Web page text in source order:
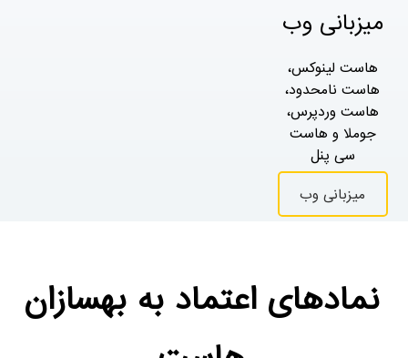
میزبانی وب
هاست لینوکس،
هاست نامحدود،
هاست وردپرس،
جوملا و هاست
سی پنل
میزبانی وب
نمادهای اعتماد به بهسازان